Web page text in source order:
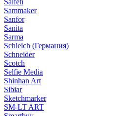
Salfeti
Sammaker
Sanfor
Sanita
Sarma
Schleich (Германия)
Schneider
Scotch
Selfie Media
Shinhan Art
Sibiar
Sketchmarker
SM-LT ART